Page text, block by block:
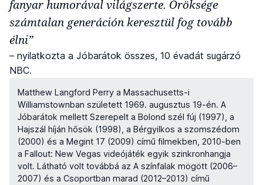
fanyar humorával világszerte. Öröksége
számtalan generáción keresztül fog tovább
élni”
– nyilatkozta a Jóbarátok összes, 10 évadát sugárzó
NBC.
Matthew Langford Perry a Massachusetts-i
Williamstownban született 1969. augusztus 19-én. A
Jóbarátok mellett Szerepelt a Bolond szél fúj (1997), a
Hajszál híján hősök (1998), a Bérgyilkos a szomszédom
(2000) és a Megint 17 (2009) című filmekben, 2010-ben
a Fallout: New Vegas videójáték egyik szinkronhangja
volt. Látható volt továbbá az A színfalak mögött (2006–
2007) és a Csoportban marad (2012–2013) című